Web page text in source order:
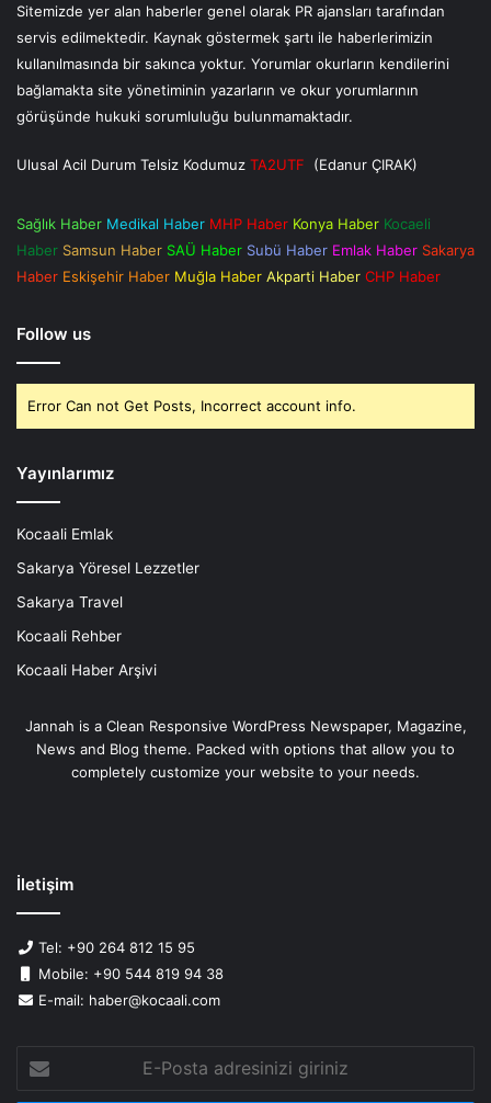
Sitemizde yer alan haberler genel olarak PR ajansları tarafından
servis edilmektedir. Kaynak göstermek şartı ile haberlerimizin
kullanılmasında bir sakınca yoktur. Yorumlar okurların kendilerini
bağlamakta site yönetiminin yazarların ve okur yorumlarının
görüşünde hukuki sorumluluğu bulunmamaktadır.
Ulusal Acil Durum Telsiz Kodumuz TA2UTF (Edanur ÇIRAK)
Sağlık Haber Medikal Haber MHP Haber Konya Haber Kocaeli
Haber Samsun Haber SAÜ Haber Subü Haber Emlak Haber Sakarya
Haber Eskişehir Haber Muğla Haber Akparti Haber CHP Haber
Follow us
Error Can not Get Posts, Incorrect account info.
Yayınlarımız
Kocaali Emlak
Sakarya Yöresel Lezzetler
Sakarya Travel
Kocaali Rehber
Kocaali Haber Arşivi
Jannah is a Clean Responsive WordPress Newspaper, Magazine,
News and Blog theme. Packed with options that allow you to
completely customize your website to your needs.
İletişim
Tel: +90 264 812 15 95
Mobile: +90 544 819 94 38
E-mail: haber@kocaali.com
Posta